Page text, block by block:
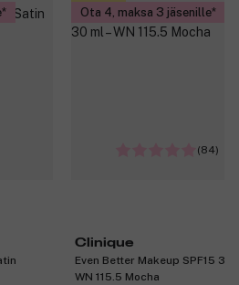
Ota 4, maksa 3 jäsenille
(84)
Clinique
Even Better Makeup SPF15 30
WN 115.5 Mocha